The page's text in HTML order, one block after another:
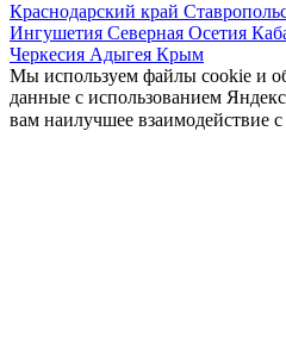
Краснодарский край
Ингушетия Северная Осетия
Черкесия Адыгея Крым
Мы используем файлы cookie и
данные с использованием
вам наилучшее взаимодействие